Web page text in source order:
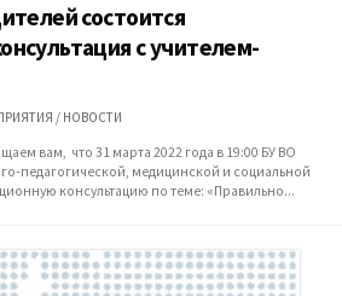
состоится
с учителем-
/ НОВОСТИ
вам, что 31 марта 2022 года в 19:00 БУ ВО
педагогической, медицинской и социальной
консультацию по теме: «Правильно...